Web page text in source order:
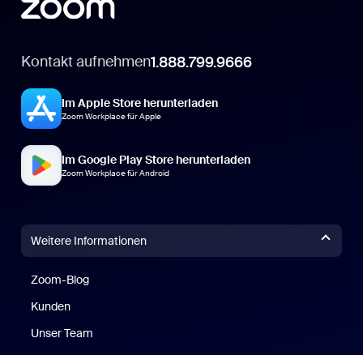
Kontakt aufnehmen1.888.799.9666
Im Apple Store herunterladen
Zoom Workplace für Apple
Im Google Play Store herunterladen
Zoom Workplace für Android
Weitere Informationen
Zoom-Blog
Kunden
Unser Team